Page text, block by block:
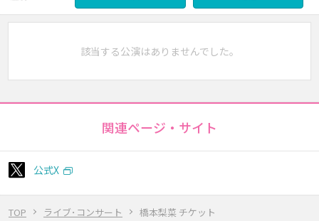
TOP ライブ･コンサート 橋本梨菜 チケット
該当する公演はありませんでした。
関連ページ・サイト
公式X